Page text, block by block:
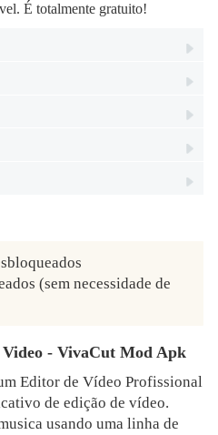
É totalmente gratuito!
(sem necessidade de
- VivaCut Mod Apk
Editor de Vídeo Profissional
de edição de vídeo.
usando uma linha de